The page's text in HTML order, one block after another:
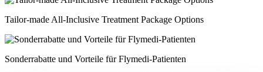
Tailor-made All-Inclusive Treatment Package Options
Sonderrabatte und Vorteile für Flymedi-Patienten